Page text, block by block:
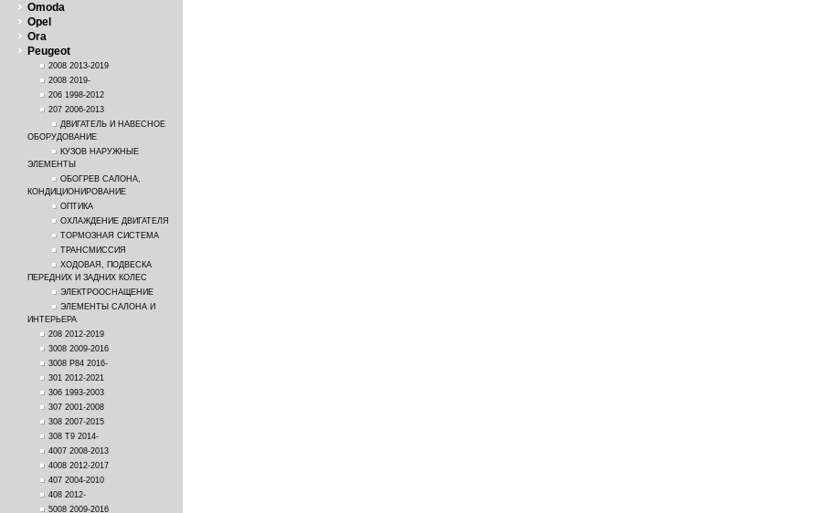
Omoda
Opel
Ora
Peugeot
2008 2013-2019
2008 2019-
206 1998-2012
207 2006-2013
ДВИГАТЕЛЬ И НАВЕСНОЕ
ОБОРУДОВАНИЕ
КУЗОВ НАРУЖНЫЕ
ЭЛЕМЕНТЫ
ОБОГРЕВ САЛОНА,
КОНДИЦИОНИРОВАНИЕ
ОПТИКА
ОХЛАЖДЕНИЕ ДВИГАТЕЛЯ
ТОРМОЗНАЯ СИСТЕМА
ТРАНСМИССИЯ
ХОДОВАЯ, ПОДВЕСКА
ПЕРЕДНИХ И ЗАДНИХ КОЛЕС
ЭЛЕКТРООСНАЩЕНИЕ
ЭЛЕМЕНТЫ САЛОНА И
ИНТЕРЬЕРА
208 2012-2019
3008 2009-2016
3008 P84 2016-
301 2012-2021
306 1993-2003
307 2001-2008
308 2007-2015
308 T9 2014-
4007 2008-2013
4008 2012-2017
407 2004-2010
408 2012-
5008 2009-2016